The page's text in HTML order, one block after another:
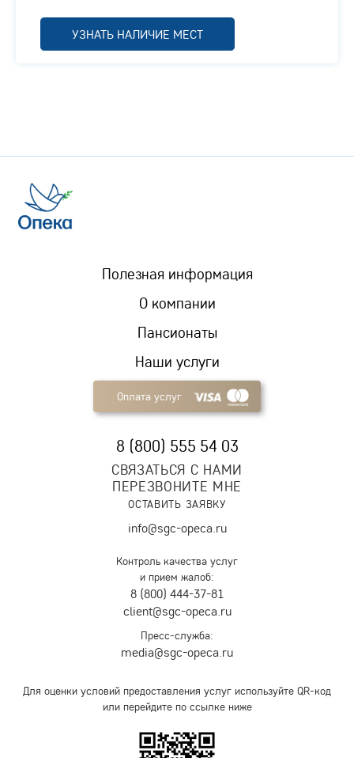
УЗНАТЬ НАЛИЧИЕ МЕСТ
Пансионаты
Наши услуги
Полезная информация
О компании
Оплата услуг
8 (800) 555 54 03
СВЯЗАТЬСЯ С НАМИ
ПЕРЕЗВОНИТЕ МНЕ
ОСТАВИТЬ ЗАЯВКУ
info@sgc-opeca.ru
Контроль качества услуг
и прием жалоб:
8 (800) 444-37-81
client@sgc-opeca.ru
Пресс-служба:
media@sgc-opeca.ru
Для оценки условий предоставления услуг используйте QR-код
или перейдите по ссылке ниже